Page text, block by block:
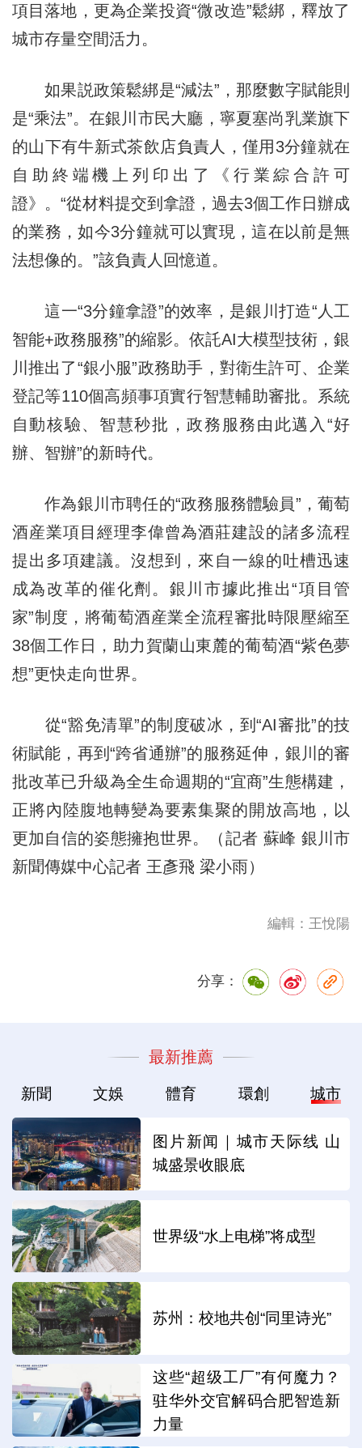
項目落地，更為企業投資“微改造”鬆綁，釋放了
城市存量空間活力。
如果説政策鬆綁是“減法”，那麼數字賦能則
是“乘法”。在銀川市民大廳，寧夏塞尚乳業旗下
的山下有牛新式茶飲店負責人，僅用3分鐘就在
自助終端機上列印出了《行業綜合許可
證》。“從材料提交到拿證，過去3個工作日辦成
的業務，如今3分鐘就可以實現，這在以前是無
法想像的。”該負責人回憶道。
這一“3分鐘拿證”的效率，是銀川打造“人工
智能+政務服務”的縮影。依託AI大模型技術，銀
川推出了“銀小服”政務助手，對衛生許可、企業
登記等110個高頻事項實行智慧輔助審批。系統
自動核驗、智慧秒批，政務服務由此邁入“好
辦、智辦”的新時代。
作為銀川市聘任的“政務服務體驗員”，葡萄
酒産業項目經理李偉曾為酒莊建設的諸多流程
提出多項建議。沒想到，來自一線的吐槽迅速
成為改革的催化劑。銀川市據此推出“項目管
家”制度，將葡萄酒産業全流程審批時限壓縮至
38個工作日，助力賀蘭山東麓的葡萄酒“紫色夢
想”更快走向世界。
從“豁免清單”的制度破冰，到“AI審批”的技
術賦能，再到“跨省通辦”的服務延伸，銀川的審
批改革已升級為全生命週期的“宜商”生態構建，
正將內陸腹地轉變為要素集聚的開放高地，以
更加自信的姿態擁抱世界。（記者 蘇峰 銀川市
新聞傳媒中心記者 王彥飛 梁小雨）
編輯：王悅陽
分享：
最新推薦
新聞 文娛 體育 環創 城市
图片新闻｜城市天际线 山
城盛景收眼底
世界级“水上电梯”将成型
苏州：校地共创“同里诗光”
这些“超级工厂”有何魔力？
驻华外交官解码合肥智造新
力量